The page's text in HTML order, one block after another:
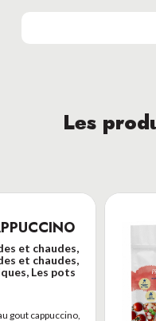
Les
et chaudes,
et chaudes,
Les pots
gout cappuccino,